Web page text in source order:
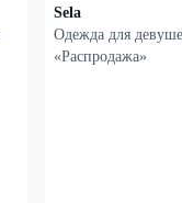
Sela
Одежда для
«Распродажа»